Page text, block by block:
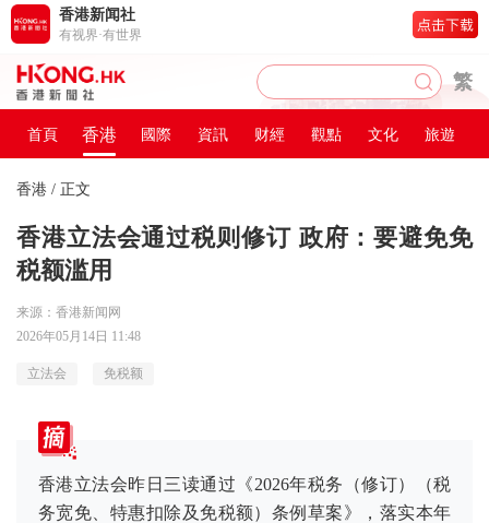
繁
首頁 香港 國際 資訊 财經 觀點 文化 旅遊
香港 / 正文
香港立法会通过税则修订 政府：要避免免
税额滥用
来源：香港新闻网
2026年05月14日 11:48
立法会 免税额
香港立法会昨日三读通过《2026年税务（修订）（税
务宽免、特惠扣除及免税额）条例草案》，落实本年
香港新闻社
有视界·有世界